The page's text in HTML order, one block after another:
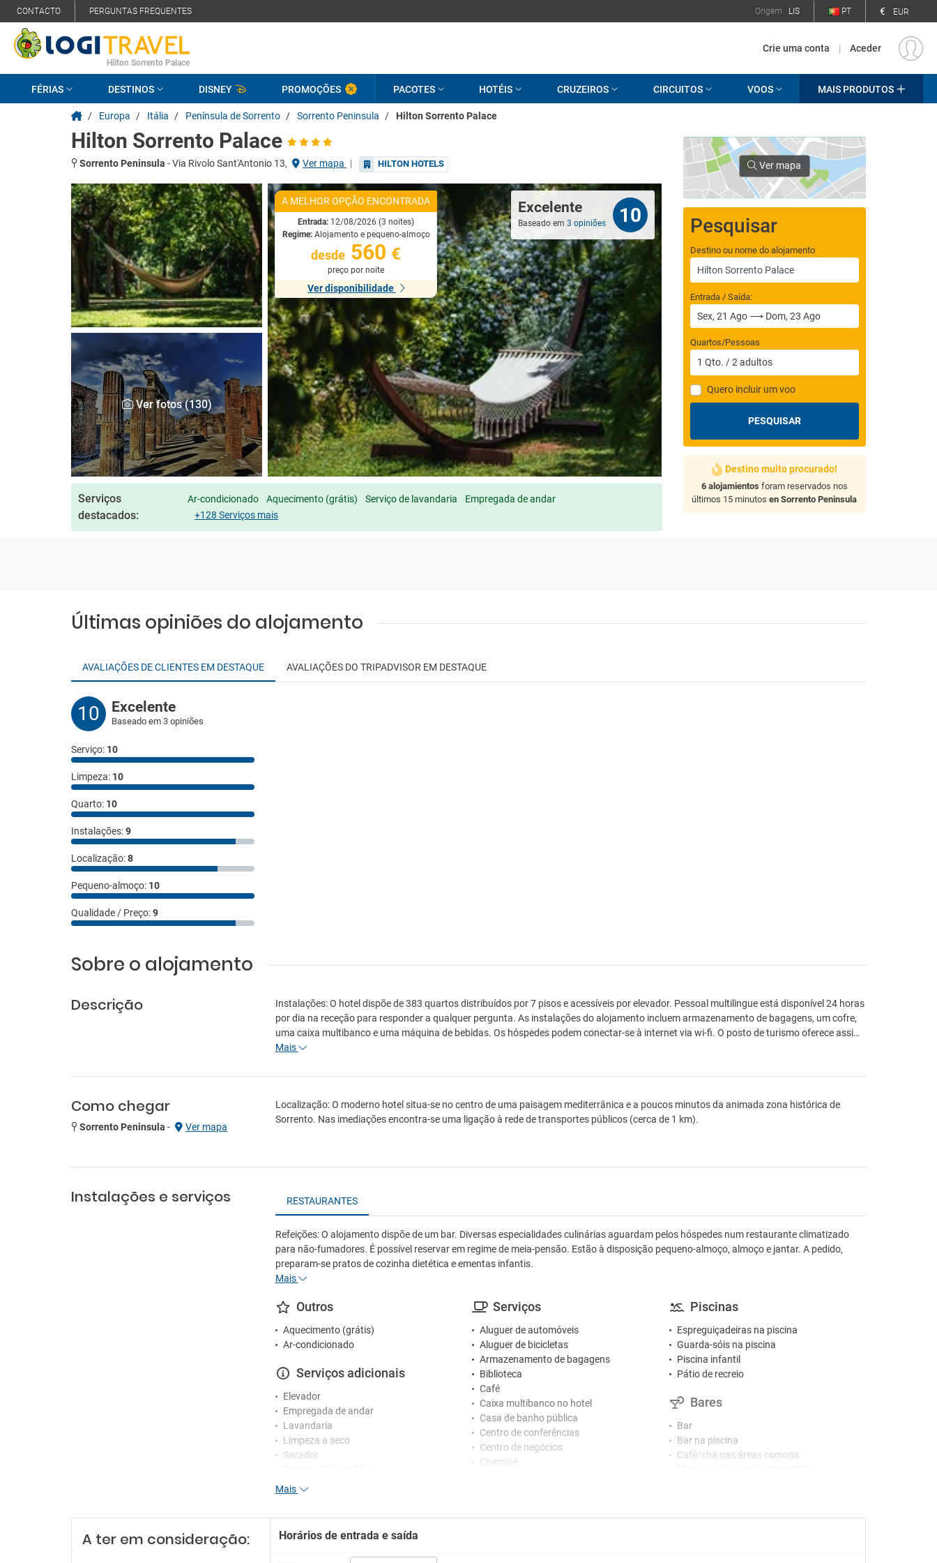
CONTACTO PERGUNTAS FREQUENTES Origem LIS PT € EUR
Hilton Sorrento Palace
Crie uma conta | Aceder
FÉRIAS DESTINOS DISNEY PROMOÇÕES PACOTES HOTÉIS CRUZEIROS CIRCUITOS VOOS MAIS PRODUTOS
/ Europa / Itália / Península de Sorrento / Sorrento Peninsula / Hilton Sorrento Palace
Hilton Sorrento Palace
Sorrento Peninsula -Via Rivolo Sant'Antonio 13, Ver mapa | HILTON HOTELS
Ver fotos (130)
Excelente
Baseado em3 opiniões 10
A MELHOR OPÇÃO ENCONTRADA
Entrada: 12/08/2026 (3 noites)
Regime: Alojamento e pequeno-almoço
desde 560 €
preço por noite
Ver disponibilidade
Serviços
destacados:
Ar-condicionado Aquecimento (grátis) Serviço de lavandaria
Empregada de andar
+128 Serviços mais
Ver mapa
Pesquisar
Destino ou nome do alojamento
Entrada / Saída:
Quartos/Pessoas
1 Qto. /2 adultos
Quero incluir um voo
PESQUISAR
Destino muito procurado!
6 alojamientos foram reservados nos
últimos 15 minutosen Sorrento Peninsula
Últimas opiniões do alojamento
AVALIAÇÕES DE CLIENTES EM DESTAQUE AVALIAÇÕES DO TRIPADVISOR EM DESTAQUE
10 Excelente
Baseado em 3 opiniões
Serviço: 10
Limpeza: 10
Quarto: 10
Instalações:9
Localização:8
Pequeno-almoço: 10
Qualidade / Preço:9
Sobre o alojamento
Descrição
Instalações: O hotel dispõe de 383 quartos distribuídos por 7 pisos e acessíveis por elevador. Pessoal multilingue está disponível 24 horas
por dia na receção para responder a qualquer pergunta. As instalações do alojamento incluem armazenamento de bagagens, um cofre,
uma caixa multibanco e uma máquina de bebidas. Os hóspedes podem conectar-se à internet via wi-fi. O posto de turismo oferece assi…
Mais
Como chegar
Sorrento Peninsula - Ver mapa
Localização: O moderno hotel situa-se no centro de uma paisagem mediterrânica e a poucos minutos da animada zona histórica de
Sorrento. Nas imediações encontra-se uma ligação à rede de transportes públicos (cerca de 1 km).
Instalações e serviços RESTAURANTES
Refeições: O alojamento dispõe de um bar. Diversas especialidades culinárias aguardam pelos hóspedes num restaurante climatizado
para não-fumadores. É possível reservar em regime de meia-pensão. Estão à disposição pequeno-almoço, almoço e jantar. A pedido,
preparam-se pratos de cozinha dietética e ementas infantis.
Mais
Outros
Aquecimento (grátis)
Ar-condicionado
Serviços adicionais
Elevador
Empregada de andar
Lavandaria
Limpeza a seco
Secador
Receção
Funcionários que falam vários idiomas
Receção 24 horas
Serviços
Aluguer de automóveis
Aluguer de bicicletas
Armazenamento de bagagens
Biblioteca
Café
Caixa multibanco no hotel
Casa de banho pública
Centro de conferências
Centro de negócios
Chaminé
Fax / Fotocopiadora
Piscinas
Espreguiçadeiras na piscina
Guarda-sóis na piscina
Piscina infantil
Pátio de recreio
Bares
Bar
Bar na piscina
Café/chá nas áreas comuns
Mais
A ter em consideração: Horários de entrada e saída